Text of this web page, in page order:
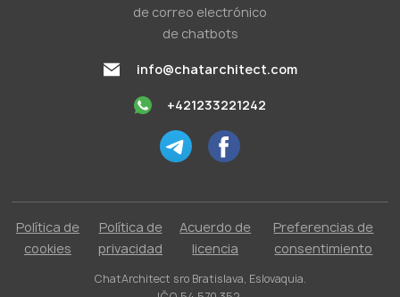
de correo electrónico
de chatbots
info@chatarchitect.com
+421233221242
Política de
cookies
Política de
privacidad
Acuerdo de
licencia
Preferencias de
consentimiento
ChatArchitect sro Bratislava, Eslovaquia.